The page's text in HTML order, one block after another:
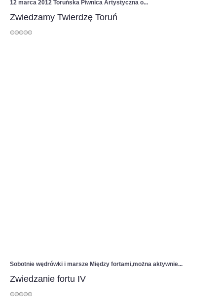
12 marca 2012 Toruńska Piwnica Artystyczna o...
Zwiedzamy Twierdzę Toruń
Sobotnie wędrówki i marsze Między fortami,można aktywnie...
Zwiedzanie fortu IV